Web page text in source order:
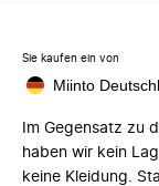
Sie kaufen ein von
Miinto
Im Gegensatz zu
haben wir kein
keine Kleidung.